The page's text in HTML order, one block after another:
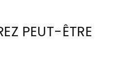
PEUT-ÊTRE